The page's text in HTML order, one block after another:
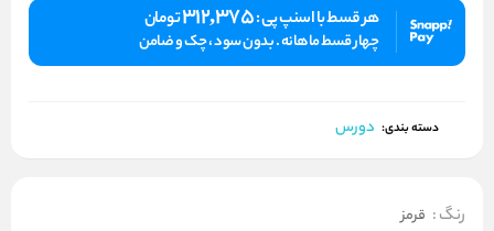
هر قسط با اسنپ پی :312,375تومان
چهار قسط ماهانه . بدون سود ، چک و ضامن
دسته بندی: دورس
رنگ: قرمز